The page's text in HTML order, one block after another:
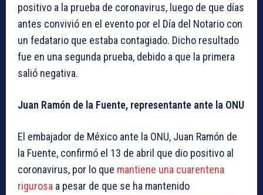
positivo a la prueba de coronavirus, luego de que días
antes convivió en el evento por el Día del Notario con
un fedatario que estaba contagiado. Dicho resultado
fue en una segunda prueba, debido a que la primera
salió negativa.
Juan Ramón de la Fuente, representante ante la ONU
El embajador de México ante la ONU, Juan Ramón de
la Fuente, confirmó el 13 de abril que dio positivo al
coronavirus, por lo que mantiene una cuarentena
rigurosa a pesar de que se ha mantenido